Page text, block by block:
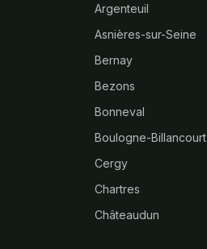
Argenteuil
Asnières-sur-Seine
Bernay
Bezons
Bonneval
Boulogne-Billancourt
Cergy
Chartres
Châteaudun